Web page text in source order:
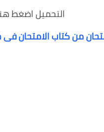
التحميل اضغط